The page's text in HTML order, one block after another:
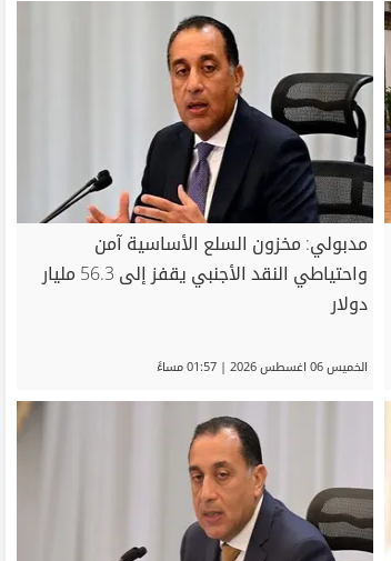
مدبولي: مخزون السلع الأساسية آمن
واحتياطي النقد الأجنبي يقفز إلى 56.3 مليار
دولار
الخميس 06 اغسطس 2026 | 01:57 مساءً